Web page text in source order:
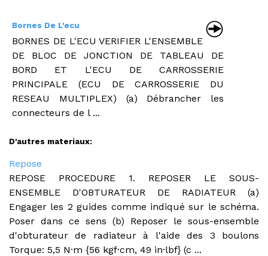
Bornes De L'ecu
BORNES DE L'ECU VERIFIER L'ENSEMBLE
DE BLOC DE JONCTION DE TABLEAU DE
BORD ET L'ECU DE CARROSSERIE
PRINCIPALE (ECU DE CARROSSERIE DU
RESEAU MULTIPLEX) (a) Débrancher les
connecteurs de l ...
D'autres materiaux:
Repose
REPOSE PROCEDURE 1. REPOSER LE SOUS-
ENSEMBLE D'OBTURATEUR DE RADIATEUR (a)
Engager les 2 guides comme indiqué sur le schéma.
Poser dans ce sens (b) Reposer le sous-ensemble
d'obturateur de radiateur à l'aide des 3 boulons
Torque: 5,5 N·m {56 kgf·cm, 49 in·lbf} (c ...